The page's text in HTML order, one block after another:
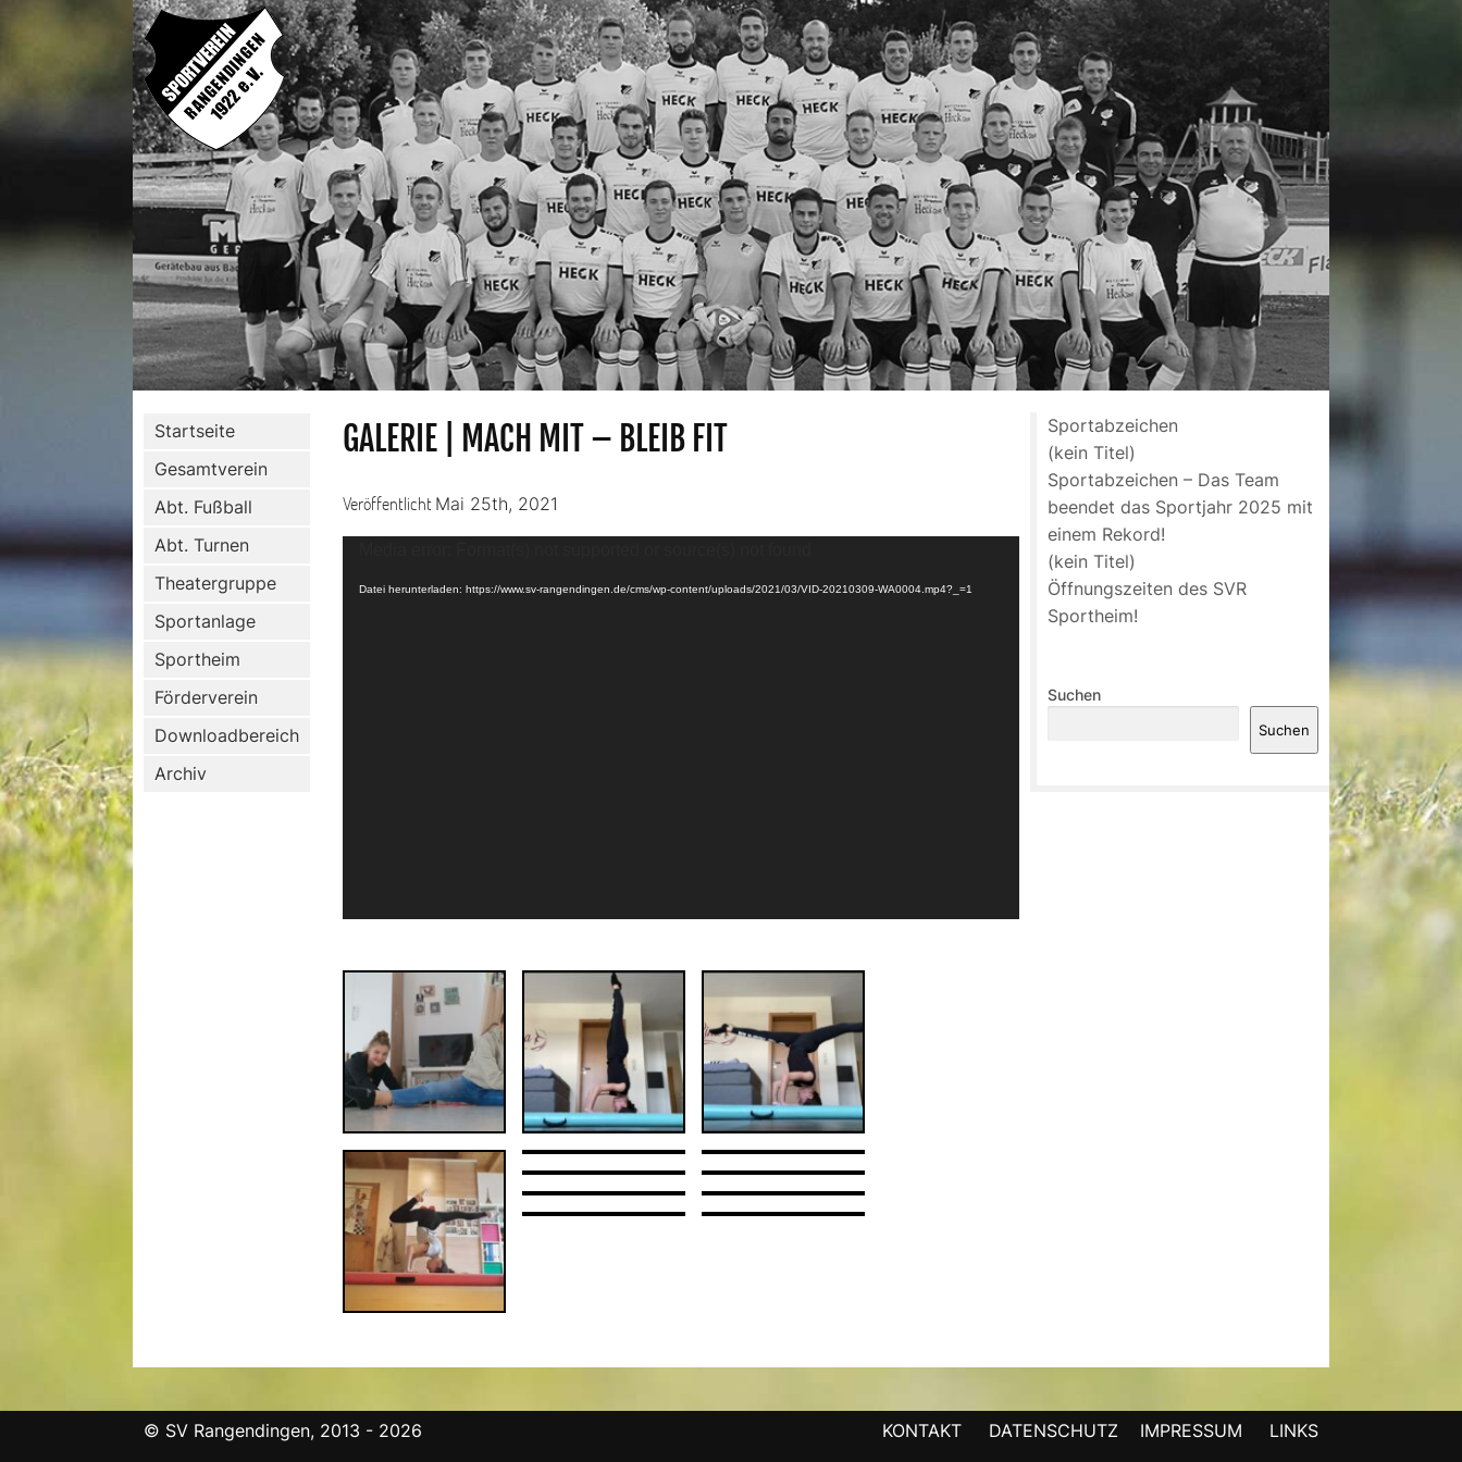
Startseite
Gesamtverein
Abt. Fußball
Abt. Turnen
Theatergruppe
Sportanlage
Sportheim
Förderverein
Downloadbereich
Archiv
GALERIE | MACH MIT – BLEIB FIT
Veröffentlicht Mai 25th, 2021
Datei herunterladen: https://www.sv-rangendingen.de/cms/wp-content/uploads/2021/03/VID-20210309-WA0004.mp4?_=1
Sportabzeichen
(kein Titel)
Sportabzeichen – Das Team
beendet das Sportjahr 2025 mit
einem Rekord!
(kein Titel)
Öffnungszeiten des SVR
Sportheim!
Suchen
Suchen
© SV Rangendingen, 2013 - 2026 KONTAKT DATENSCHUTZ IMPRESSUM LINKS